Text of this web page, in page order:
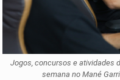
Jogos, concursos e atividades
semana no Mané